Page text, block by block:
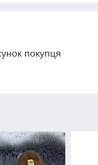
покупця